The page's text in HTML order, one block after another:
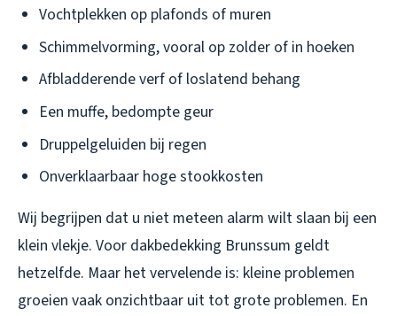
Vochtplekken op plafonds of muren
Schimmelvorming, vooral op zolder of in hoeken
Afbladderende verf of loslatend behang
Een muffe, bedompte geur
Druppelgeluiden bij regen
Onverklaarbaar hoge stookkosten
Wij begrijpen dat u niet meteen alarm wilt slaan bij een
klein vlekje. Voor dakbedekking Brunssum geldt
hetzelfde. Maar het vervelende is: kleine problemen
groeien vaak onzichtbaar uit tot grote problemen. En